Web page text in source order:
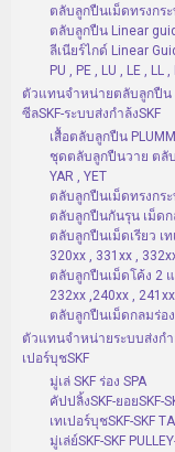
ตลับลูกปืนเม็ดทรงกระ
ตลับลูกปืน Linear
ลีเนียร์ไกด์ Linear
PU , PE , LU , LE , LL
ตัวแทนจำหน่ายตลับลูกปืน
ซีลSKF-ระบบส่งกำล้งSKF
เสื้อตลับลูกปืน
ชุดตลับลูกปืนวาย ตลับลู
YAR , YET
ตลับลูกปืนเม็ดทรงกระ
ตลับลูกปืนกันรุน เม็ดก
ตลับลูกปืนเม็ดเรียว เท
320xx , 331xx ,
ตลับลูกปืนเม็ดโค้ง 2 แ
232xx ,240xx , 241xx
ตลับลูกปืนเม็ดกลมร่อง
ตัวแทนจำหน่ายระบบส่งกำลั
เปอร์บุชSKF
มู่เล่ SKF ร่อง SPA
คัปปลิ้งSKF-ยอยSKF-
เทเปอร์บุชSKF-SKF
มู่เล่ย์SKF-SKF